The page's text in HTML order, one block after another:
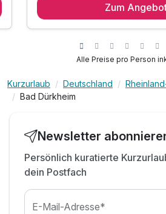
1 x reichhaltiges
1 x Glas Sekt zum Aperitif vor
inkl. Nutzung des
Pool
inkl. WLAN
inkl. Parkplatz
Zum
Alle Preise pro Person
Kurzurlaub Deutschland
Bad Dürkheim
Newsletter
Persönlich kuratierte
dein Postfach
E-Mail-Adresse*